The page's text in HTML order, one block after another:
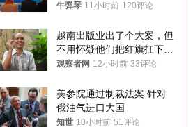
牛弹琴 11小时前 120评论
越南出版业出了个大案，但
不用怀疑他们把红旗扛下去
的决心
观察者网 12小时前 33评论
美参院通过制裁法案 针对
俄油气进口大国
知世 10小时前 51评论